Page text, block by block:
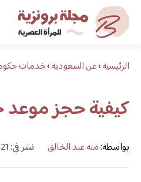
مجلة برونزية
ابحث عن أي
الرئيسية›عن السعودية›خدمات
كيفية حجز موعد
بواسطة:منه عبد الخالق نشر في: 21 يونيو، 2019